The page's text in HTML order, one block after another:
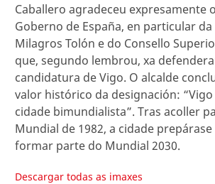
Caballero agradeceu expresamente
Goberno de España, en particular
Milagros Tolón e do Consello
que, segundo lembrou, xa
candidatura de Vigo. O alcalde
valor histórico da designación:
cidade bimundialista”. Tras acoller
Mundial de 1982, a cidade
formar parte do Mundial 2030.
Descargar todas as imaxes